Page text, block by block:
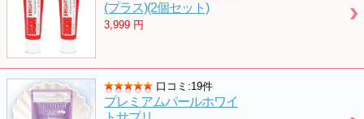
(プラス)(2個セット)
3,999 円
口コミ:19件
プレミアムパールホワイ